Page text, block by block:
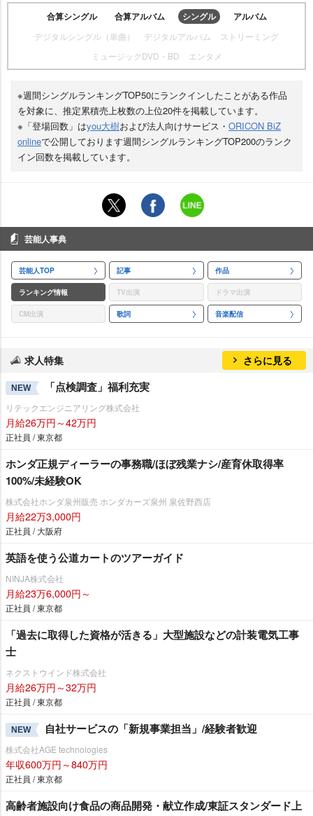
合算シングル 合算アルバム シングル アルバム
デジタルシングル（単曲） デジタルアルバム
ストリーミング
ミュージックDVD・BD
エンタメ
※週間シングルランキングTOP50にランクインしたことがある作品
を対象に、推定累積売上枚数の上位20件を掲載しています。
※「登場回数」はyou大樹および法人向けサービス・ ORICON BiZ
onlineで公開しております週間シングルランキングTOP200のランク
イン回数を掲載しています。
芸能人事典
芸能人TOP 記事 作品
ランキング情報 TV出演 ドラマ出演
CM出演 歌詞 音楽配信
求人特集 さらに見る
NEW 「点検調査」福利充実
リテックエンジニアリング株式会社
月給26万円～42万円
正社員 / 東京都
ホンダ正規ディーラーの事務職/ほぼ残業ナシ/産育休取得率
100%/未経験OK
株式会社ホンダ泉州販売 ホンダカーズ泉州 泉佐野西店
月給22万3,000円
正社員 / 大阪府
英語を使う公道カートのツアーガイド
NINJA株式会社
月給23万6,000円～
正社員 / 東京都
「過去に取得した資格が活きる」大型施設などの計装電気工事
士
ネクストウインド株式会社
月給26万円～32万円
正社員 / 東京都
NEW 自社サービスの「新規事業担当」/経験者歓迎
株式会社AGE technologies
年収600万円～840万円
正社員 / 東京都
高齢者施設向け食品の商品開発・献立作成/東証スタンダード上